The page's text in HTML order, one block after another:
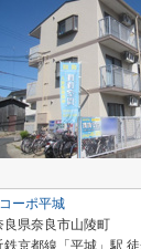
コーポ平城
良県奈良市山陵町
鉄京都線「平城」駅